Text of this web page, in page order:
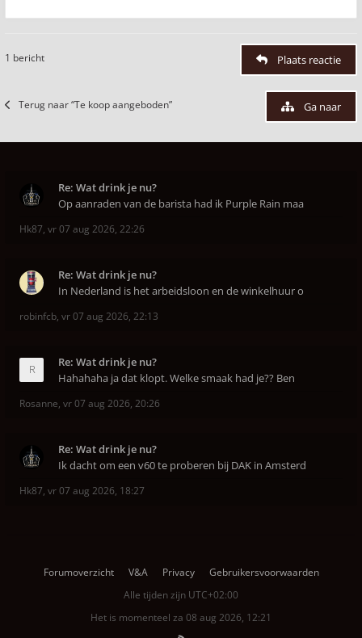
1 bericht Plaats reactie
Terug naar “Te koop aangeboden” Ga naar
Re: Wat drink je nu?
Op aanraden van de barista had ik Purple Rain maa
Hk87, vr 07 aug 2026, 22:26
Re: Wat drink je nu?
In Nederland is het arbeidsloon en de winkelhuur o
robinfcb, vr 07 aug 2026, 22:13
Re: Wat drink je nu?
Hahahaha ja dat klopt. Welke smaak had je?? Ben
Rosanne, vr 07 aug 2026, 20:26
Re: Wat drink je nu?
Ik dacht om een v60 te proberen bij DAK in Amsterd
Hk87, vr 07 aug 2026, 18:27
Forumoverzicht V&A Privacy
Gebruikersvoorwaarden
Alle tijden zijn UTC+02:00
Het is momenteel za 08 aug 2026, 12:21